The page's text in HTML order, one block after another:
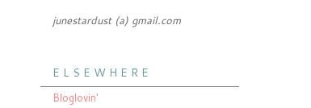
junestardust (a) gmail.com
E L S E W H E R E
Bloglovin'